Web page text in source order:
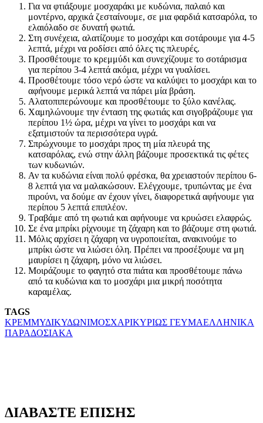
Για να φτιάξουμε μοσχαράκι με κυδώνια, παλαιό και
μοντέρνο, αρχικά ζεσταίνουμε, σε μια φαρδιά κατσαρόλα, το
ελαιόλαδο σε δυνατή φωτιά.
Στη συνέχεια, αλατίζουμε το μοσχάρι και σοτάρουμε για 4-5
λεπτά, μέχρι να ροδίσει από όλες τις πλευρές.
Προσθέτουμε το κρεμμύδι και συνεχίζουμε το σοτάρισμα
για περίπου 3-4 λεπτά ακόμα, μέχρι να γυαλίσει.
Προσθέτουμε τόσο νερό ώστε να καλύψει το μοσχάρι και το
αφήνουμε μερικά λεπτά να πάρει μία βράση.
Αλατοπιπερώνουμε και προσθέτουμε το ξύλο κανέλας.
Χαμηλώνουμε την ένταση της φωτιάς και σιγοβράζουμε για
περίπου 1½ ώρα, μέχρι να γίνει το μοσχάρι και να
εξατμιστούν τα περισσότερα υγρά.
Σπρώχνουμε το μοσχάρι προς τη μία πλευρά της
κατσαρόλας, ενώ στην άλλη βάζουμε προσεκτικά τις φέτες
των κυδωνιών.
Αν τα κυδώνια είναι πολύ φρέσκα, θα χρειαστούν περίπου 6-
8 λεπτά για να μαλακώσουν. Ελέγχουμε, τρυπώντας με ένα
πιρούνι, να δούμε αν έχουν γίνει, διαφορετικά αφήνουμε για
περίπου 5 λεπτά επιπλέον.
Τραβάμε από τη φωτιά και αφήνουμε να κρυώσει ελαφρώς.
Σε ένα μπρίκι ρίχνουμε τη ζάχαρη και το βάζουμε στη φωτιά.
Μόλις αρχίσει η ζάχαρη να υγροποιείται, ανακινούμε το
μπρίκι ώστε να λιώσει όλη. Πρέπει να προσέξουμε να μη
μαυρίσει η ζάχαρη, μόνο να λιώσει.
Μοιράζουμε το φαγητό στα πιάτα και προσθέτουμε πάνω
από τα κυδώνια και το μοσχάρι μια μικρή ποσότητα
καραμέλας.
TAGS
ΚΡΕΜΜΥΔΙΚΥΔΩΝΙΜΟΣΧΑΡΙΚΥΡΙΩΣ ΓΕΥΜΑΕΛΛΗΝΙΚΑ
ΠΑΡΑΔΟΣΙΑΚΑ
ΔΙΑΒΑΣΤΕ ΕΠΙΣΗΣ